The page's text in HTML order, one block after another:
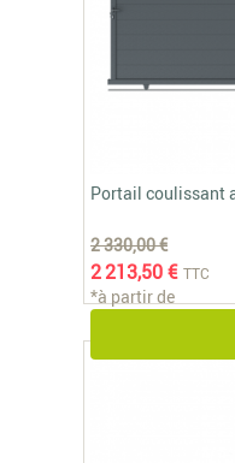
Portail coulissant
2 330,00 €
2 213,50 € TTC
*à partir de